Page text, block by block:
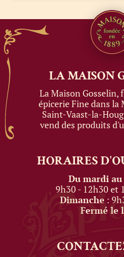
LA MAISON
La Maison Gosselin,
épicerie Fine dans la
Saint-Vaast-la-
vend des produits
HORAIRES
Du mardi au
9h30 - 12h30 et
Dimanche :
Fermé le